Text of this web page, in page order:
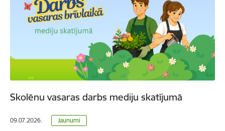
Skolēnu vasaras darbs mediju skatījumā
09.07.2026. Jaunumi